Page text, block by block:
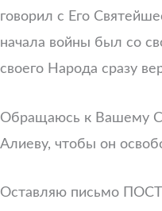
говорил с Его
начала войны был со
своего Народа сразу
Обращаюсь к Вашему
Алиеву, чтобы он
Оставляю письмо